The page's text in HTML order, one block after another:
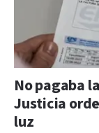
No pagaba
Justicia
luz